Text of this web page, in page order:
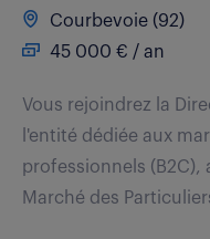
Courbevoie (92)
45 000 € / an
Vous rejoindrez la
l'entité dédiée aux
professionnels (B2C),
Marché des